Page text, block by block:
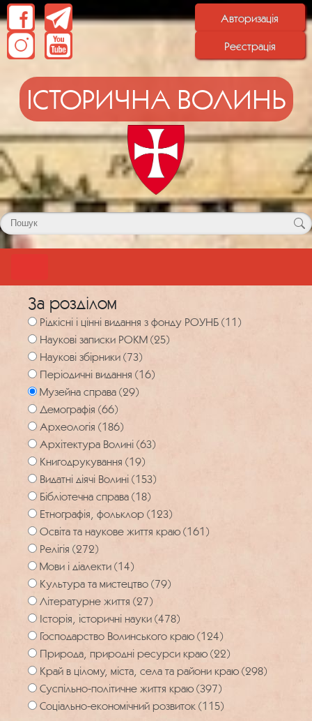
Авторизація
Реєстрація
ІСТОРИЧНА ВОЛИНЬ
За розділом
Рідкісні і цінні видання з фонду РОУНБ (11)
Наукові записки РОКМ (25)
Наукові збірники (73)
Періодичні видання (16)
Музейна справа (29)
Демографія (66)
Археологія (186)
Архітектура Волині (63)
Книгодрукування (19)
Видатні діячі Волині (153)
Бібліотечна справа (18)
Етнографія, фольклор (123)
Освіта та наукове життя краю (161)
Релігія (272)
Мови і діалекти (14)
Культура та мистецтво (79)
Літературне життя (27)
Історія, історичні науки (478)
Господарство Волинського краю (124)
Природа, природні ресурси краю (22)
Край в цілому, міста, села та райони краю (298)
Суспільно-політичне життя краю (397)
Соціально-економічний розвиток (115)